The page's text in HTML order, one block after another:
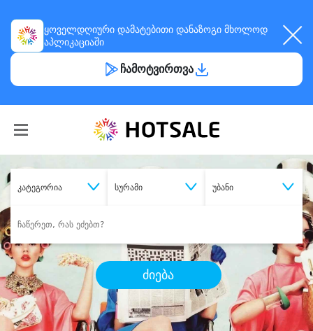
ყოველდღიური დამატებითი დანაზოგი მხოლოდ
აპლიკაციაში
ჩამოტვირთვა
კატეგორია სურამი უბანი
ძიება
შეიძინესასურველი მომსახურება
დიდი დანაზოგით